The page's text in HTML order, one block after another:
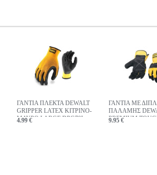
ΓΑΝΤΙΑ ΠΛΕΚΤΑ DEWALT
GRIPPER LATEX ΚΙΤΡΙΝΟ-
ΜΑΥΡΟ LARGE DPG70L
4.99 €
ΓΑΝΤΙΑ ΜΕ
ΠΑΛΑΜΗΣ
PREMIUM
9.95 €